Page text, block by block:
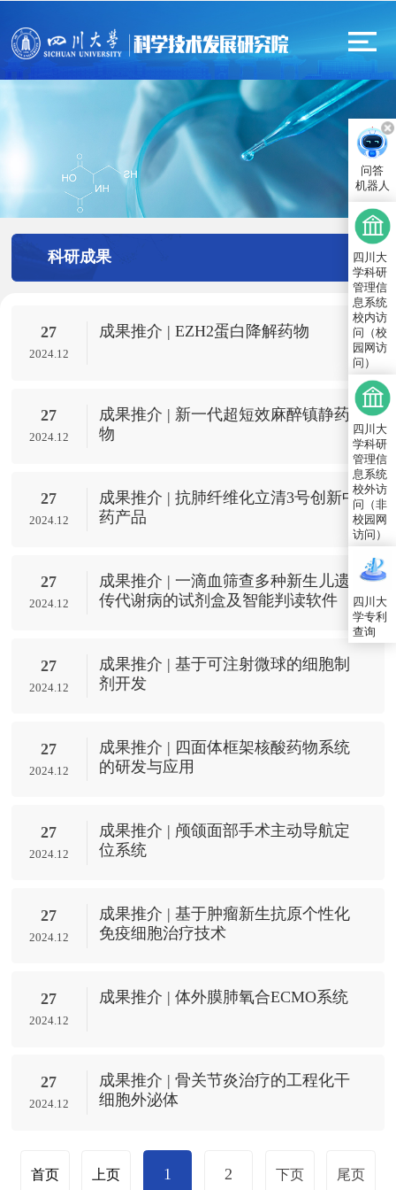
科研成果
27
2024.12
成果推介 | EZH2蛋白降解药物
27
2024.12
成果推介 | 新一代超短效麻醉镇静药
物
27
2024.12
成果推介 | 抗肺纤维化立清3号创新中
药产品
27
2024.12
成果推介 | 一滴血筛查多种新生儿遗
传代谢病的试剂盒及智能判读软件
27
2024.12
成果推介 | 基于可注射微球的细胞制
剂开发
27
2024.12
成果推介 | 四面体框架核酸药物系统
的研发与应用
27
2024.12
成果推介 | 颅颌面部手术主动导航定
位系统
27
2024.12
成果推介 | 基于肿瘤新生抗原个性化
免疫细胞治疗技术
27
2024.12
成果推介 | 体外膜肺氧合ECMO系统
27
2024.12
成果推介 | 骨关节炎治疗的工程化干
细胞外泌体
首页 上页 1 2 下页 尾页
问答
机器人
四川大
学科研
管理信
息系统
校内访
问（校
园网访
问）
四川大
学科研
管理信
息系统
校外访
问（非
校园网
访问）
四川大
学专利
查询